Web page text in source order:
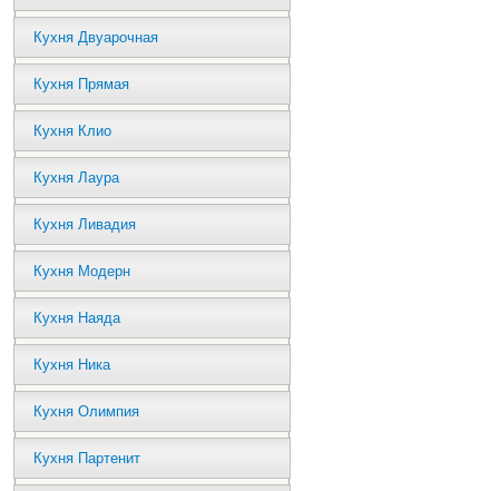
Кухня Двуарочная
Кухня Прямая
Кухня Клио
Кухня Лаура
Кухня Ливадия
Кухня Модерн
Кухня Наяда
Кухня Ника
Кухня Олимпия
Кухня Партенит